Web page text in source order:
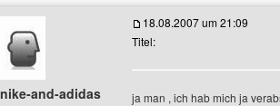
nike-and-adidas
18.08.2007 um 21:09
Titel:
ja man , ich hab mich ja